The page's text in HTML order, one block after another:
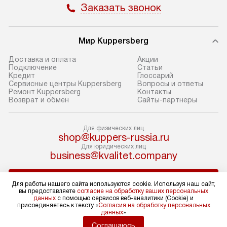
прибор до подъезда. Если
установки, предварительно
согласуйте это с менеджером.
За данную услугу взимается
дополнительная плата. Обратите
внимание на размеры прибора: если
они не позволяют пронести его
то сотрудники транспортной
службы не смогут демонтировать
дверцы, ручки или другие
гарантийного ремонта в будущем.
Перед заказом удостоверьтесь, что
сможете переместить прибор
по уровню, а
к
После этого
В стандартную
не входят:
и
Заказать звонок
Мир Kuppersberg
Доставка и оплата
Подключение
Кредит
Сервисные центры Kuppersberg
Ремонт Kuppersberg
Возврат и обмен
Акции
Cтатьи
Глоссарий
Вопросы и ответы
Контакты
Сайты-партнеры
Для физических лиц
shop@kuppers-russia.ru
Для юридических лиц
business@kvalitet.company
Политика конфиденциальности
Условия продажи
Карта сайта
Для работы нашего сайта используются cookie. Используя наш сайт,
вы предоставляете согласие на обработку ваших персональных
данных с помощью сервисов веб-аналитики (Cookie) и
присоединяетесь к тексту «Согласия на обработку персональных
данных»